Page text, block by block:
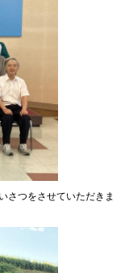
さつをさせていただきま